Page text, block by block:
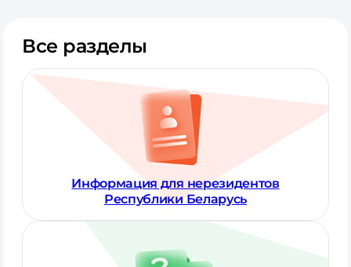
Все разделы
Информация для нерезидентов
Республики Беларусь